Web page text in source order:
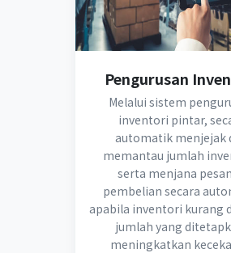
Pengurusan
Melalui sistem
inventori pintar,
automatik menjejak
memantau jumlah
serta menjana
pembelian secara
apabila inventori kurang
jumlah yang
meningkatkan